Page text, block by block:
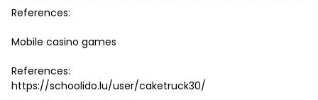
References:
Mobile casino games
References:
https://schoolido.lu/user/caketruck30/